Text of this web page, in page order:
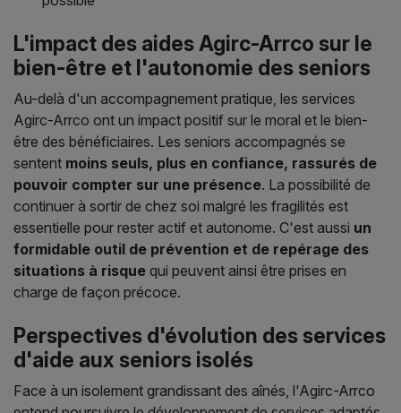
L'impact des aides Agirc-Arrco sur le
bien-être et l'autonomie des seniors
Au-delà d'un accompagnement pratique, les services
Agirc-Arrco ont un impact positif sur le moral et le bien-
être des bénéficiaires. Les seniors accompagnés se
sentent moins seuls, plus en confiance, rassurés de
pouvoir compter sur une présence. La possibilité de
continuer à sortir de chez soi malgré les fragilités est
essentielle pour rester actif et autonome. C'est aussi un
formidable outil de prévention et de repérage des
situations à risque qui peuvent ainsi être prises en
charge de façon précoce.
Perspectives d'évolution des services
d'aide aux seniors isolés
Face à un isolement grandissant des aînés, l'Agirc-Arrco